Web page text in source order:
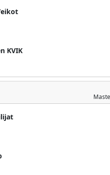
KVIK